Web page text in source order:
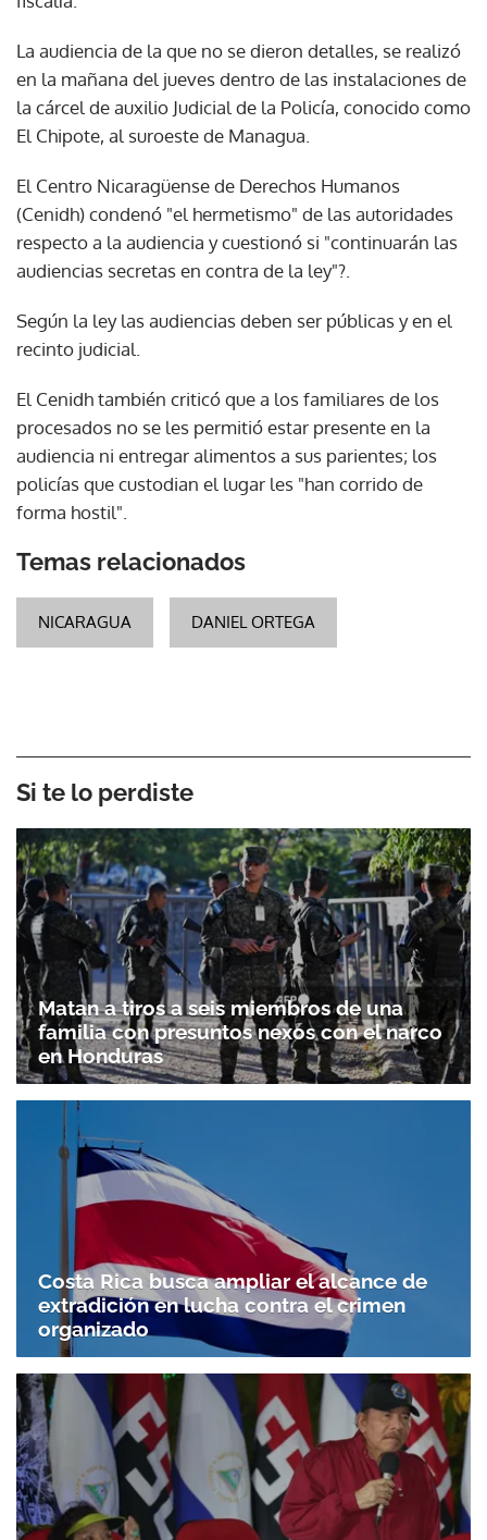
La audiencia de la que no se dieron detalles, se realizó
en la mañana del jueves dentro de las instalaciones de
la cárcel de auxilio Judicial de la Policía, conocido como
El Chipote, al suroeste de Managua.
El Centro Nicaragüense de Derechos Humanos
(Cenidh) condenó "el hermetismo" de las autoridades
respecto a la audiencia y cuestionó si "continuarán las
audiencias secretas en contra de la ley"?.
Según la ley las audiencias deben ser públicas y en el
recinto judicial.
El Cenidh también criticó que a los familiares de los
procesados no se les permitió estar presente en la
audiencia ni entregar alimentos a sus parientes; los
policías que custodian el lugar les "han corrido de
forma hostil".
Temas relacionados
NICARAGUA DANIEL ORTEGA
Si te lo perdiste
Matan a tiros a seis miembros de una
familia con presuntos nexos con el narco
en Honduras
Costa Rica busca ampliar el alcance de
extradición en lucha contra el crimen
organizado